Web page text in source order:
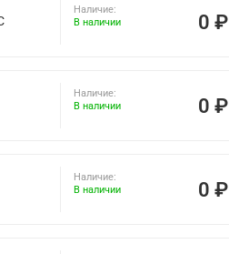
Наличие:
В наличии
0 ₽
Наличие:
В наличии
0 ₽
Наличие:
В наличии
0 ₽